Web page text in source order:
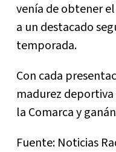
venía de obtener
a un destacado
temporada.
Con cada
madurez
la Comarca y
Fuente: Noticias